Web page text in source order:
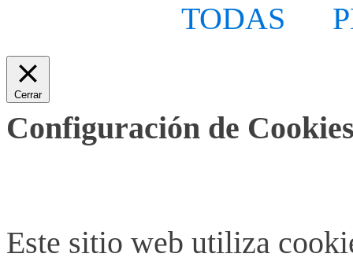
TODAS
Cerrar
Configuración de
Este sitio web utiliza